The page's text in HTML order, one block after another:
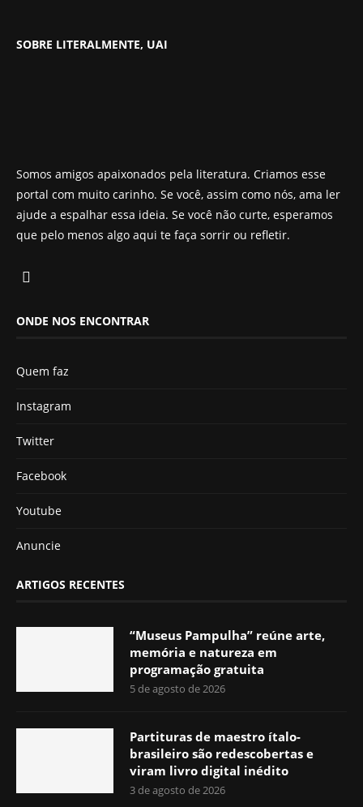
SOBRE LITERALMENTE, UAI
Somos amigos apaixonados pela literatura. Criamos esse
portal com muito carinho. Se você, assim como nós, ama ler
ajude a espalhar essa ideia. Se você não curte, esperamos
que pelo menos algo aqui te faça sorrir ou refletir.
ONDE NOS ENCONTRAR
Quem faz
Instagram
Twitter
Facebook
Youtube
Anuncie
ARTIGOS RECENTES
“Museus Pampulha” reúne arte,
memória e natureza em
programação gratuita
5 de agosto de 2026
Partituras de maestro ítalo-
brasileiro são redescobertas e
viram livro digital inédito
3 de agosto de 2026